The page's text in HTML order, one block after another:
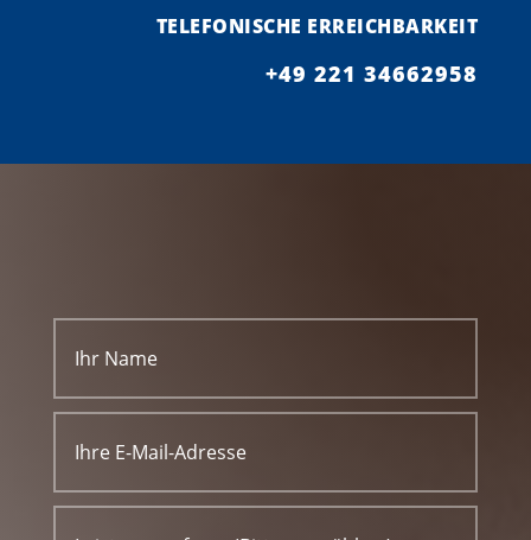
TELEFONISCHE ERREICHBARKEIT
+49 221 34662958